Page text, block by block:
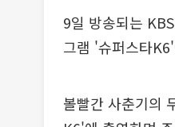
9일 방송되는
그램 '슈퍼스타
볼빨간 사춘기의